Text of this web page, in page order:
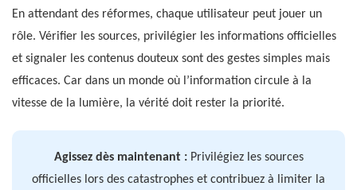
En attendant des réformes, chaque utilisateur peut jouer un
rôle. Vérifier les sources, privilégier les informations officielles
et signaler les contenus douteux sont des gestes simples mais
efficaces. Car dans un monde où l’information circule à la
vitesse de la lumière, la vérité doit rester la priorité.
Agissez dès maintenant :Privilégiez les sources
officielles lors des catastrophes et contribuez à limiter la